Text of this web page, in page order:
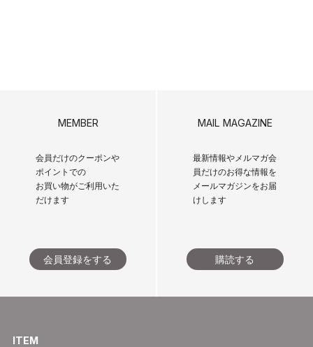
MEMBER
会員だけのクーポンや
ポイントでの
お買い物がご利用いた
だけます
会員登録をする
MAIL MAGAZINE
最新情報やメルマガ会
員だけのお得な情報を
メールマガジンをお届
けします
購読する
ITEM